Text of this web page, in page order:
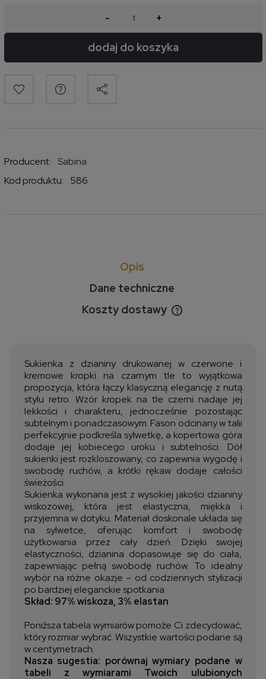
- +
dodaj do koszyka
Producent:
Sabina
Kod produktu:
586
Opis
Dane techniczne
Koszty dostawy
Cena nie zawiera ewentualnych kosztów płatności
Sukienka z dzianiny drukowanej w czerwone i
kremowe kropki na czarnym tle to wyjątkowa
propozycja, która łączy klasyczną elegancję z nutą
stylu retro. Wzór kropek na tle czerni nadaje jej
lekkości i charakteru, jednocześnie pozostając
subtelnym i ponadczasowym. Fason odcinany w talii
perfekcyjnie podkreśla sylwetkę, a kopertowa góra
dodaje jej kobiecego uroku i subtelności. Dół
sukienki jest rozkloszowany, co zapewnia wygodę i
swobodę ruchów, a krótki rękaw dodaje całości
świeżości.
Sukienka wykonana jest z wysokiej jakości dzianiny
wiskozowej, która jest elastyczna, miękka i
przyjemna w dotyku. Materiał doskonale układa się
na sylwetce, oferując komfort i swobodę
użytkowania przez cały dzień. Dzięki swojej
elastyczności, dzianina dopasowuje się do ciała,
zapewniając pełną swobodę ruchów. To idealny
wybór na różne okazje – od codziennych stylizacji
po bardziej eleganckie spotkania.
Skład: 97% wiskoza, 3% elastan
Poniższa tabela wymiarów pomoże Ci zdecydować,
który rozmiar wybrać. Wszystkie wartości podane są
w centymetrach.
Nasza sugestia: porównaj wymiary podane w
tabeli z wymiarami Twoich ulubionych